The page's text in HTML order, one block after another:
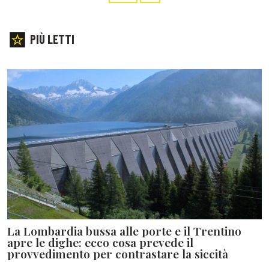
PIÙ LETTI
La Lombardia bussa alle porte e il Trentino
apre le dighe: ecco cosa prevede il
provvedimento per contrastare la siccità